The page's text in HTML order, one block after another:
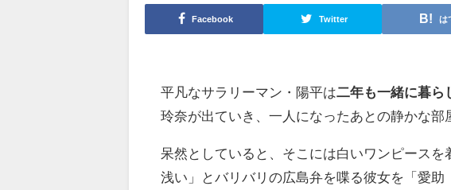
Facebook Twitter は
平凡なサラリーマン・陽平は二年も一緒に暮ら
玲奈が出ていき、一人になったあとの静かな部
呆然としていると、そこには白いワンピース
浅い」とバリバリの広島弁を喋る彼女を「愛助